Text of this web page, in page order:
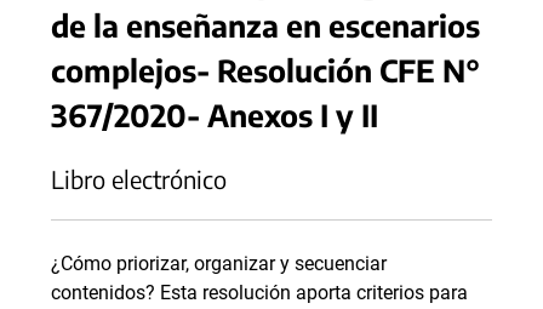
de la enseñanza en escenarios
complejos- Resolución CFE N°
367/2020- Anexos I y II
Libro electrónico
¿Cómo priorizar, organizar y secuenciar
contenidos? Esta resolución aporta criterios para